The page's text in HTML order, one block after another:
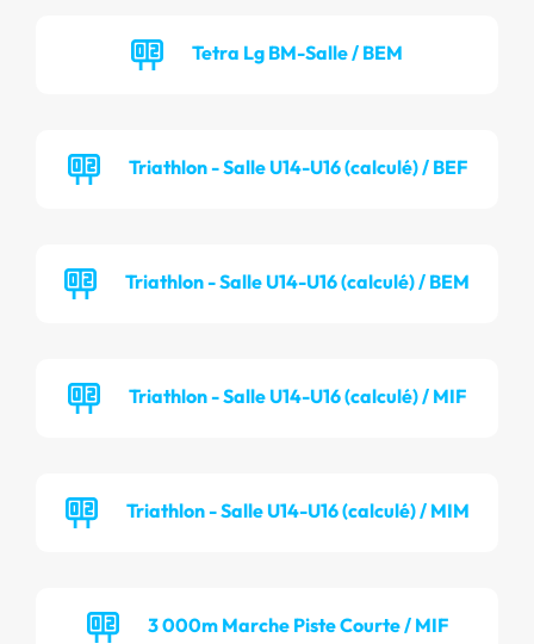
Tetra Lg BM-Salle / BEM
Triathlon - Salle U14-U16 (calculé) / BEF
Triathlon - Salle U14-U16 (calculé) / BEM
Triathlon - Salle U14-U16 (calculé) / MIF
Triathlon - Salle U14-U16 (calculé) / MIM
3 000m Marche Piste Courte / MIF